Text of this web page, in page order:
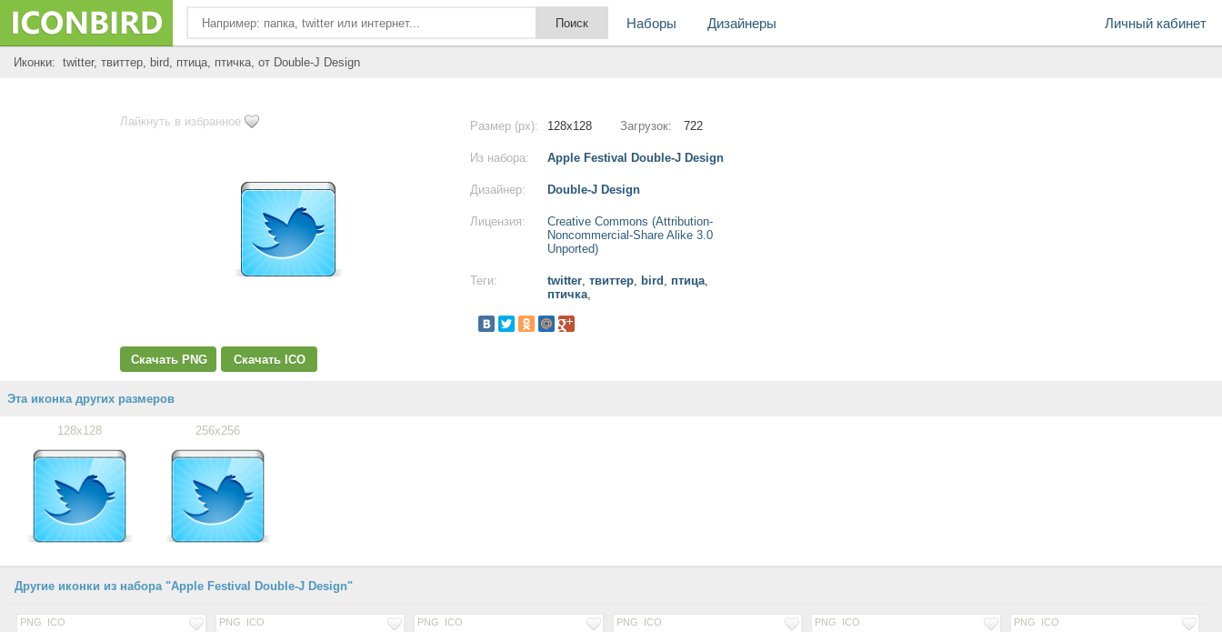
Личный кабинет
Наборы Дизайнеры
Иконки: twitter, твиттер, bird, птица, птичка, от Double-J Design
Лайкнуть в избранное
Скачать PNG Скачать ICO
Размер (px): 128x128 Загрузок: 722
Из набора: Apple Festival Double-J Design
Дизайнер: Double-J Design
Лицензия:
Creative Commons (Attribution-
Noncommercial-Share Alike 3.0
Unported)
Теги: twitter, твиттер, bird , птица,
птичка,
Эта иконка других размеров
128x128 256x256
Другие иконки из набора "Apple Festival Double-J Design"
PNG ICO PNG ICO PNG ICO PNG ICO PNG ICO PNG ICO